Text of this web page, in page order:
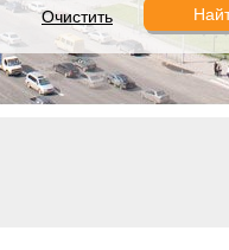
Очистить